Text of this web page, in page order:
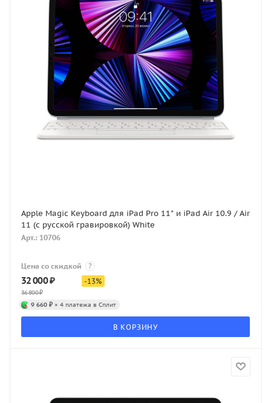
Apple Magic Keyboard для iPad Pro 11" и iPad Air 10.9 / Air
11 (с русской гравировкой) White
Арт.: 10706
Цена со скидкой ?
32 000₽
36 800₽
-13%
9 660 ₽ × 4 платежа в Сплит
В КОРЗИНУ